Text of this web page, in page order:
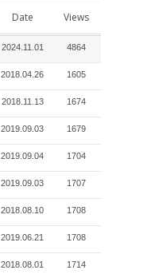
Date Views
2024.11.01 4864
2018.04.26 1605
2018.11.13 1674
2019.09.03 1679
2019.09.04 1704
2019.09.03 1707
2018.08.10 1708
2019.06.21 1708
2018.08.01 1714